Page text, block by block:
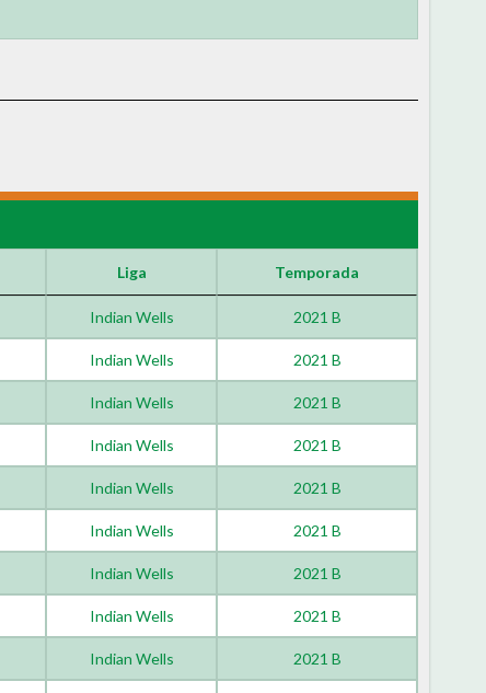
Liga Temporada
Indian Wells 2021 B
Indian Wells 2021 B
Indian Wells 2021 B
Indian Wells 2021 B
Indian Wells 2021 B
Indian Wells 2021 B
Indian Wells 2021 B
Indian Wells 2021 B
Indian Wells 2021 B